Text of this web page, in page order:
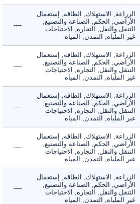
الزراعة, الاستهلاك, الطاقه, إستعمال
الأراضي, الحكم, الصناعة والتصنيع,
التنقل والنقل, التجاره, الاحتياجات
غير الملباه, التمدن, المياه
----
الزراعة, الاستهلاك, الطاقه, إستعمال
الأراضي, الحكم, الصناعة والتصنيع,
التنقل والنقل, التجاره, الاحتياجات
غير الملباه, التمدن, المياه
----
الزراعة, الاستهلاك, الطاقه, إستعمال
الأراضي, الحكم, الصناعة والتصنيع,
التنقل والنقل, التجاره, الاحتياجات
غير الملباه, التمدن, المياه
----
الزراعة, الاستهلاك, الطاقه, إستعمال
الأراضي, الحكم, الصناعة والتصنيع,
التنقل والنقل, التجاره, الاحتياجات
غير الملباه, التمدن, المياه
----
الزراعة, الاستهلاك, الطاقه, إستعمال
الأراضي, الحكم, الصناعة والتصنيع,
التنقل والنقل, التجاره, الاحتياجات
غير الملباه, التمدن, المياه
----